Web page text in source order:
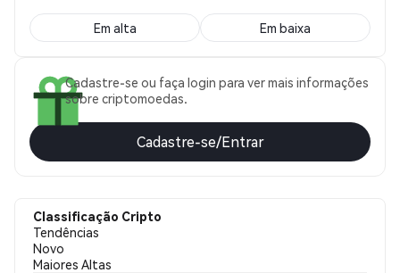
Em alta Em baixa
Cadastre-se ou faça login para ver mais informações
sobre criptomoedas.
Cadastre-se/Entrar
Classificação Cripto
Tendências
Novo
Maiores Altas